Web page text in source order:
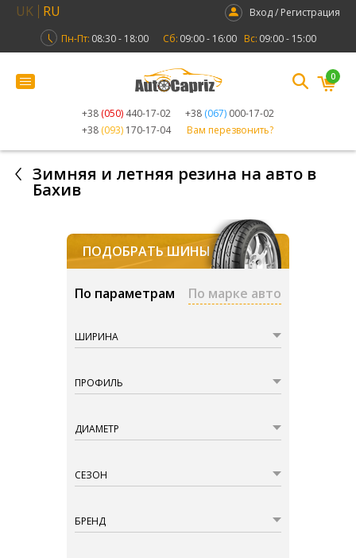
UK RU
Вход / Регистрация
Пн-Пт: 08:30 - 18:00 Сб: 09:00 - 16:00 Вс: 09:00 - 15:00
+38 (050) 440-17-02 +38 (067) 000-17-02
+38 (093) 170-17-04 Вам перезвонить?
0
Зимняя и летняя резина на авто в
Бахив
ПОДОБРАТЬ ШИНЫ
По параметрам По марке авто
ШИРИНА
ПРОФИЛЬ
ДИАМЕТР
СЕЗОН
БРЕНД